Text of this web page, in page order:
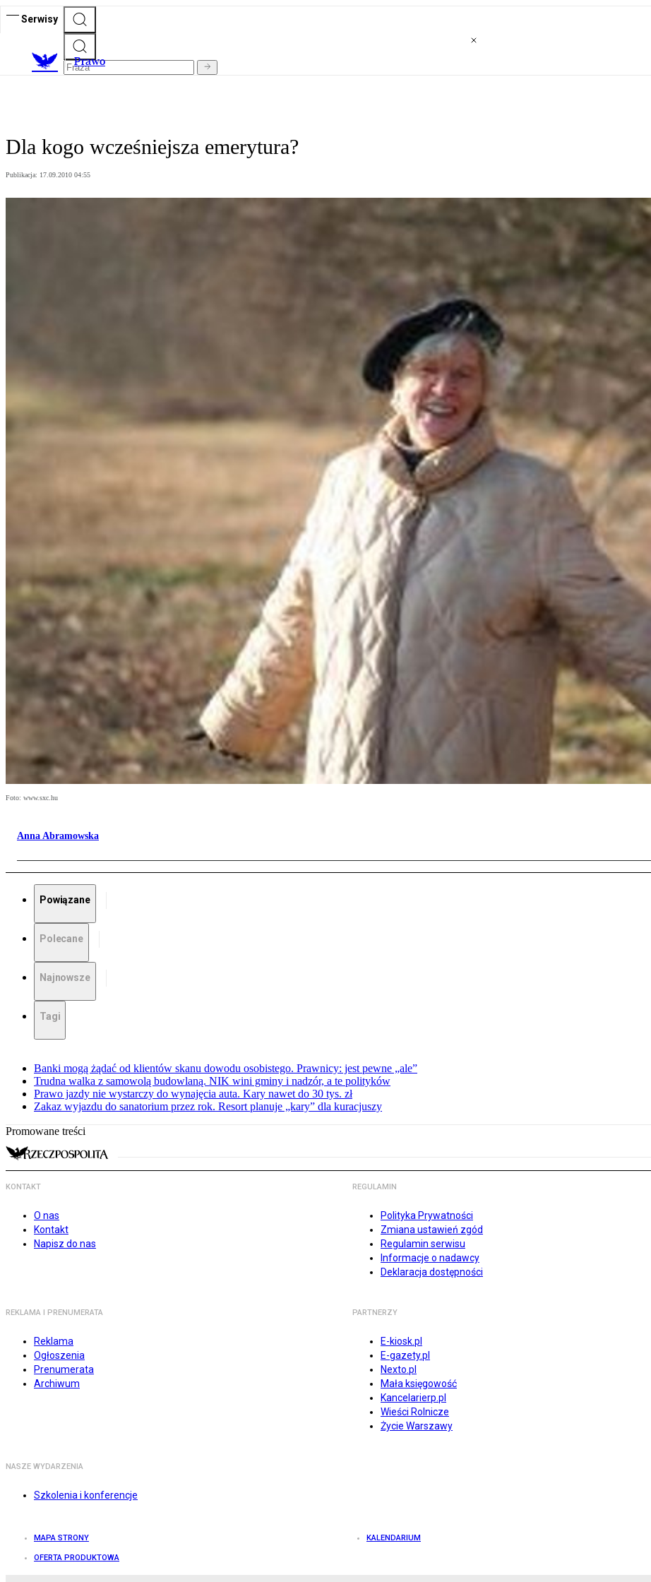
Serwisy
Prawo
Dla kogo wcześniejsza emerytura?
Publikacja: 17.09.2010 04:55
Foto: www.sxc.hu
Anna Abramowska
Powiązane
Polecane
Najnowsze
Tagi
Banki mogą żądać od klientów skanu dowodu osobistego. Prawnicy: jest pewne „ale”
Trudna walka z samowolą budowlaną. NIK wini gminy i nadzór, a te polityków
Prawo jazdy nie wystarczy do wynajęcia auta. Kary nawet do 30 tys. zł
Zakaz wyjazdu do sanatorium przez rok. Resort planuje „kary” dla kuracjuszy
Promowane treści
KONTAKT
O nas
Kontakt
Napisz do nas
REGULAMIN
Polityka Prywatności
Zmiana ustawień zgód
Regulamin serwisu
Informacje o nadawcy
Deklaracja dostępności
REKLAMA I PRENUMERATA
Reklama
Ogłoszenia
Prenumerata
Archiwum
PARTNERZY
E-kiosk.pl
E-gazety.pl
Nexto.pl
Mała księgowość
Kancelarierp.pl
Wieści Rolnicze
Życie Warszawy
NASZE WYDARZENIA
Szkolenia i konferencje
MAPA STRONY KALENDARIUM
OFERTA PRODUKTOWA